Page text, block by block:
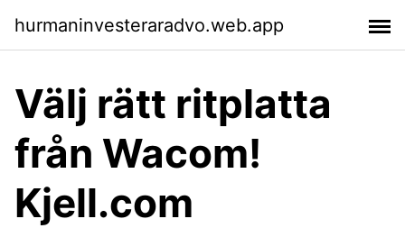
hurmaninvesteraradvo.web.app
Välj rätt ritplatta
från Wacom!
Kjell.com